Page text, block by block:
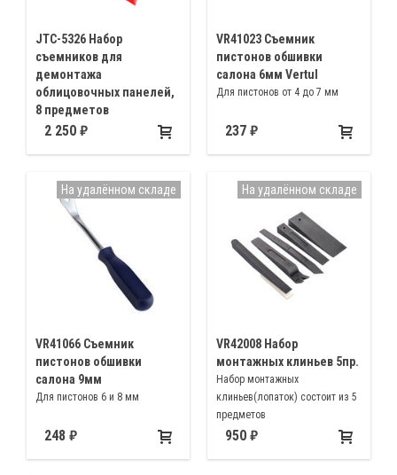
JTC-5326 Набор
съемников для
демонтажа
облицовочных панелей,
8 предметов
Для демонтажа различных
приборной панели не
повреждая поверхность
2 250
VR41023 Съемник
пистонов обшивки
салона 6мм Vertul
Для пистонов от 4 до 7 мм
237
VR41066 Съемник
пистонов обшивки
салона 9мм
Для пистонов 6 и 8 мм
248
На удалённом складе
VR42008 Набор
монтажных клиньев 5пр.
Набор монтажных
клиньев(лопаток) состоит из 5
предметов
950
На удалённом складе